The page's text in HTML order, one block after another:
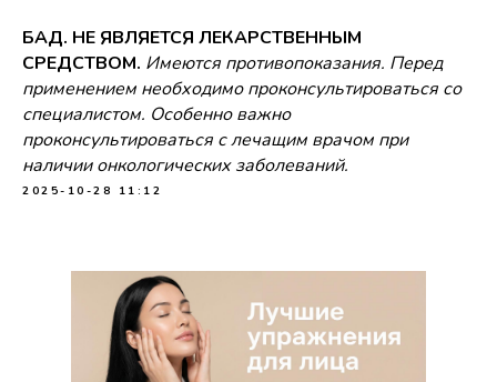
БАД. НЕ ЯВЛЯЕТСЯ ЛЕКАРСТВЕННЫМ
СРЕДСТВОМ. Имеются противопоказания. Перед
применением необходимо проконсультироваться со
специалистом. Особенно важно
проконсультироваться с лечащим врачом при
наличии онкологических заболеваний.
2025-10-28 11:12